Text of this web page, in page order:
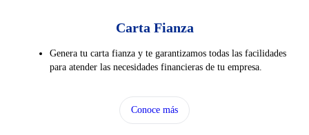
Carta Fianza
Genera tu carta fianza y te garantizamos todas las facilidades
para atender las necesidades financieras de tu empresa.
Conoce más